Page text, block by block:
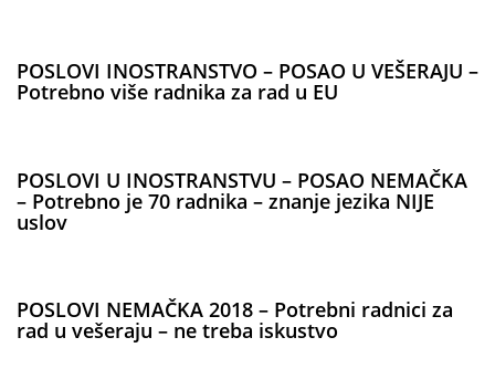
POSLOVI INOSTRANSTVO – POSAO U VEŠERAJU –
Potrebno više radnika za rad u EU
POSLOVI U INOSTRANSTVU – POSAO NEMAČKA
– Potrebno je 70 radnika – znanje jezika NIJE
uslov
POSLOVI NEMAČKA 2018 – Potrebni radnici za
rad u vešeraju – ne treba iskustvo